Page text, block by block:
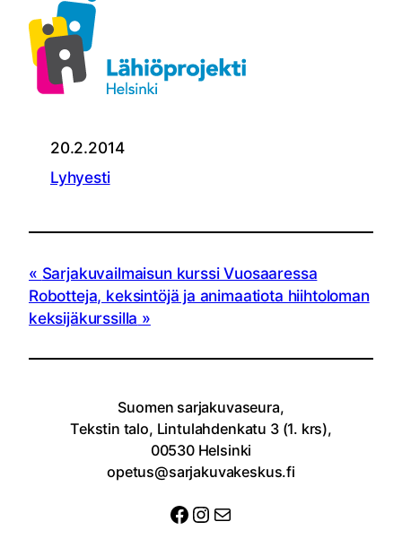
20.2.2014
Lyhyesti
Sarjakuvailmaisun kurssi Vuosaaressa
Robotteja, keksintöjä ja animaatiota hiihtoloman
keksijäkurssilla
Suomen sarjakuvaseura,
Tekstin talo, Lintulahdenkatu 3 (1. krs),
00530 Helsinki
opetus@sarjakuvakeskus.fi
Facebook
Instagram
Sähköposti